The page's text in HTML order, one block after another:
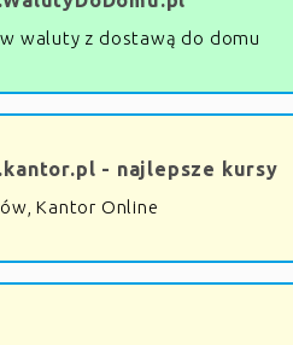
waluty z dostawą do domu
- najlepsze kursy
Kantor Online